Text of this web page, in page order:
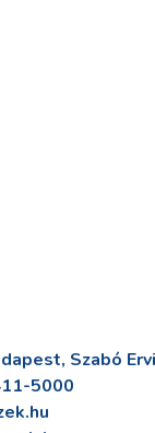
Szabó
5000